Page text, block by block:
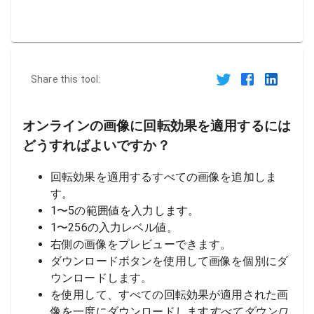
Share this tool:
オンラインの画像に回転効果を適用するには
どうすればよいですか？
回転効果を適用するすべての画像を追加しま
す。
1〜5の範囲値を入力します。
1〜256の入力レベル値。
右側の画像をプレビューできます。
ダウンロードボタンを使用して画像を個別にダ
ウンロードします。
を使用して、すべての回転効果が適用された画